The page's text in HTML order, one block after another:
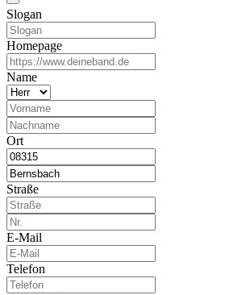
Slogan
Homepage
Name
Ort
Straße
E-Mail
Telefon